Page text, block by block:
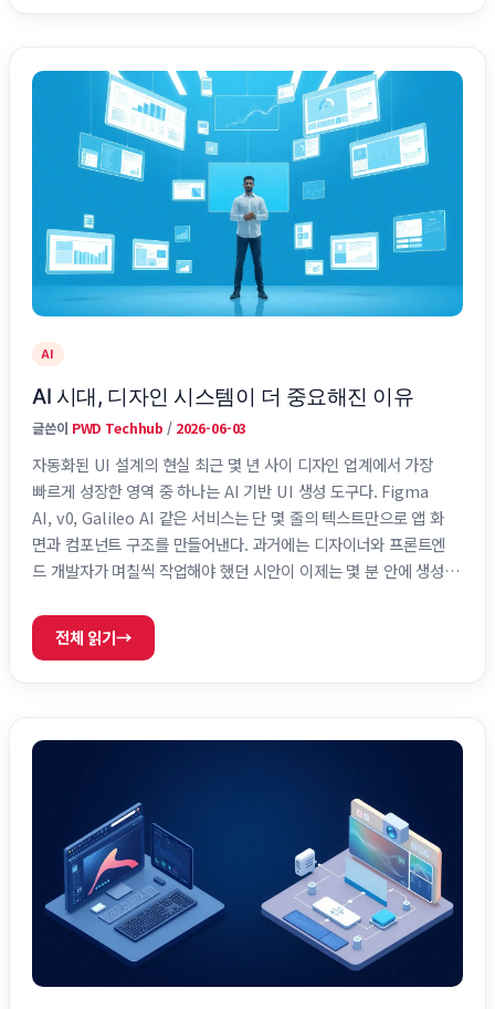
AI
AI 시대, 디자인 시스템이 더 중요해진 이유
글쓴이 PWD Techhub / 2026-06-03
자동화된 UI 설계의 현실 최근 몇 년 사이 디자인 업계에서 가장
빠르게 성장한 영역 중 하나는 AI 기반 UI 생성 도구다. Figma
AI, v0, Galileo AI 같은 서비스는 단 몇 줄의 텍스트만으로 앱 화
면과 컴포넌트 구조를 만들어낸다. 과거에는 디자이너와 프론트엔
드 개발자가 며칠씩 작업해야 했던 시안이 이제는 몇 분 안에 생성
문이 남아 있다. AI가 만든 디자인 시스템을 장기간 신뢰하고 운영
할 수 있는가 하는 문제다. 현재 생성형 AI는 UI 시안 제작 속도를
전체 읽기→